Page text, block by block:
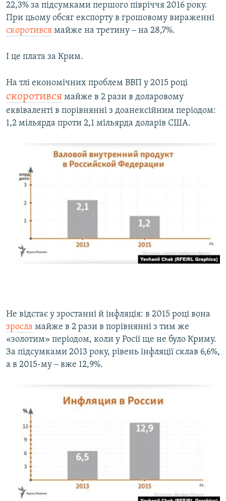
22,3% за підсумками першого півріччя 2016 року.
При цьому обсяг експорту в грошовому вираженні
скоротився майже на третину ‒ на 28,7%.​
І це плата за Крим.
На тлі економічних проблем ВВП у 2015 році
скоротився майже в 2 рази в доларовому
еквіваленті в порівнянні з доанексійним періодом:
1,2 мільярда проти 2,1 мільярда доларів США.
​Не відстає у зростанні й інфляція: в 2015 році вона
зросла майже в 2 рази в порівнянні з тим же
«золотим» періодом, коли у Росії ще не було Криму.
За підсумками 2013 року, рівень інфляції склав 6,6%,
а в 2015-му ‒ вже 12,9%.